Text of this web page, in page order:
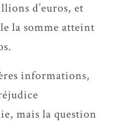
d’euros, et
la somme atteint
informations,
mais la question